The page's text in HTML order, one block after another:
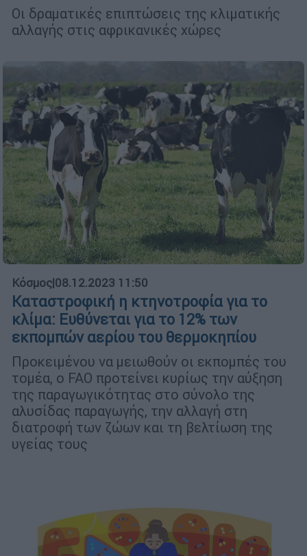
Οι δραματικές επιπτώσεις της κλιματικής
αλλαγής στις αφρικανικές χώρες
Κόσμος|08.12.2023 11:50
Καταστροφική η κτηνοτροφία για το
κλίμα: Ευθύνεται για το 12% των
εκπομπών αερίου του θερμοκηπίου
Προκειμένου να μειωθούν οι εκπομπές του
τομέα, ο FAO προτείνει κυρίως την αύξηση
της παραγωγικότητας στο σύνολο της
αλυσίδας παραγωγής, την αλλαγή στη
διατροφή των ζώων και τη βελτίωση της
υγείας τους